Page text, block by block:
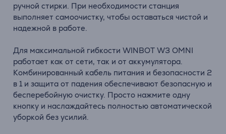
ручной стирки. При необходимости станция
выполняет самоочистку, чтобы оставаться чистой и
надежной в работе.
Для максимальной гибкости WINBOT W3 OMNI
работает как от сети, так и от аккумулятора.
Комбинированный кабель питания и безопасности 2
в 1 и защита от падения обеспечивают безопасную и
бесперебойную очистку. Просто нажмите одну
кнопку и наслаждайтесь полностью автоматической
уборкой без усилий.